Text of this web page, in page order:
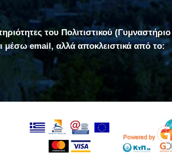
του Πολιτιστικού (Γυμναστήριο
μέσω email, αλλά αποκλειστικά από το: